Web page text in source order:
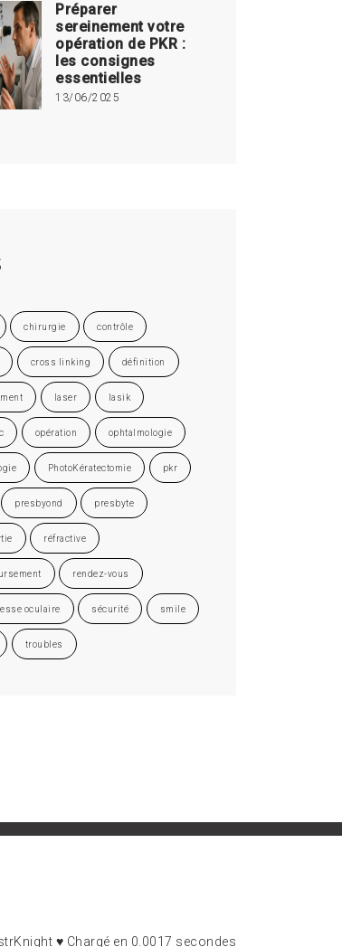
Préparer
sereinement votre
opération de PKR :
les consignes
essentielles
13/06/2025
chirurgie contrôle
cross linking définition
laser lasik
opération ophtalmologie
PhotoKératectomie pkr
presbyond presbyte
réfractive
rendez-vous
oculaire sécurité smile
troubles
♥ Chargé en 0.0017 secondes